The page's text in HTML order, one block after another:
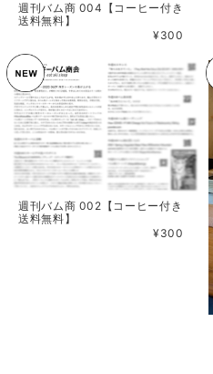
週刊バム商 004【コーヒー付き
送料無料】
¥300
週刊バム商 002【コーヒー付き
送料無料】
¥300